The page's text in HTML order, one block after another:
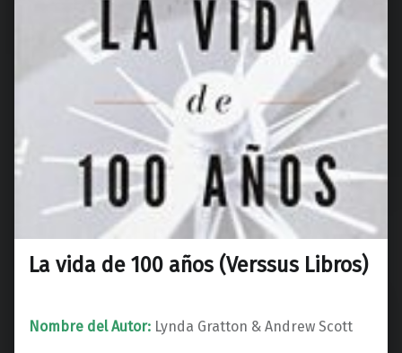
La vida de 100 años (Verssus Libros)
Nombre del Autor: Lynda Gratton & Andrew Scott